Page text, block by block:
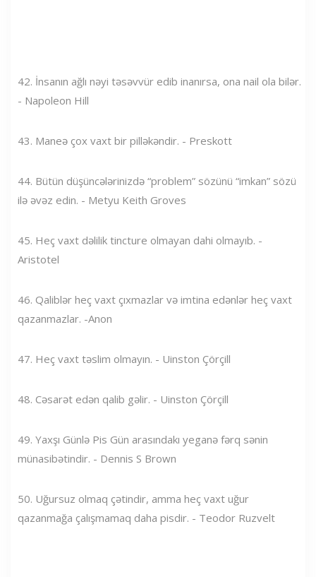
42. İnsanın ağlı nəyi təsəvvür edib inanırsa, ona nail ola bilər.
- Napoleon Hill
43. Maneə çox vaxt bir pilləkəndir. - Preskott
44. Bütün düşüncələrinizdə “problem” sözünü “imkan” sözü
ilə əvəz edin. - Metyu Keith Groves
45. Heç vaxt dəlilik tincture olmayan dahi olmayıb. -
Aristotel
46. ​​Qaliblər heç vaxt çıxmazlar və imtina edənlər heç vaxt
qazanmazlar. -Anon
47. Heç vaxt təslim olmayın. - Uinston Çörçill
48. Cəsarət edən qalib gəlir. - Uinston Çörçill
49. Yaxşı Günlə Pis Gün arasındakı yeganə fərq sənin
münasibətindir. - Dennis S Brown
50. Uğursuz olmaq çətindir, amma heç vaxt uğur
qazanmağa çalışmamaq daha pisdir. - Teodor Ruzvelt